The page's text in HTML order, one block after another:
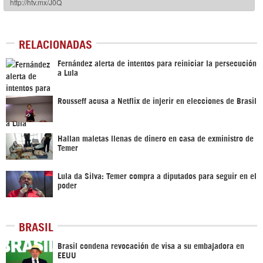
RELACIONADAS
Fernández alerta de intentos para reiniciar la persecución
a Lula
Rousseff acusa a Netflix de injerir en elecciones de Brasil
Hallan maletas llenas de dinero en casa de exministro de
Temer
Lula da Silva: Temer compra a diputados para seguir en el
poder
BRASIL
Brasil condena revocación de visa a su embajadora en
EEUU